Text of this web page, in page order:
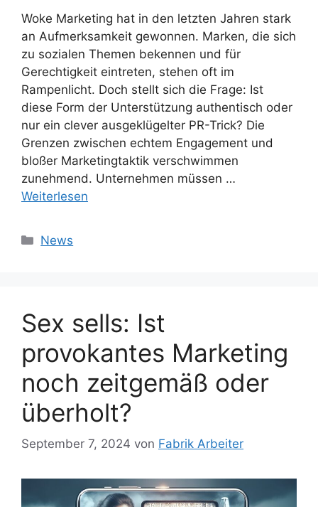
Woke Marketing hat in den letzten Jahren stark
an Aufmerksamkeit gewonnen. Marken, die sich
zu sozialen Themen bekennen und für
Gerechtigkeit eintreten, stehen oft im
Rampenlicht. Doch stellt sich die Frage: Ist
diese Form der Unterstützung authentisch oder
nur ein clever ausgeklügelter PR-Trick? Die
Grenzen zwischen echtem Engagement und
bloßer Marketingtaktik verschwimmen
zunehmend. Unternehmen müssen …
Weiterlesen
Kategorien
News
Sex sells: Ist
provokantes Marketing
noch zeitgemäß oder
überholt?
September 7, 2024 von Fabrik Arbeiter